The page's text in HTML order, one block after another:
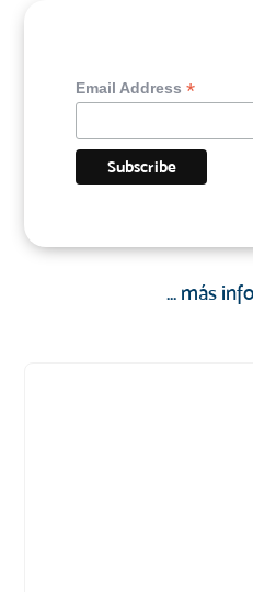
Email Address*
... más